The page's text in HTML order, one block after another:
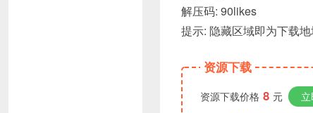
解压码: 90likes
提示: 隐藏区域即为下载
资源下载
资源下载价格 8 元